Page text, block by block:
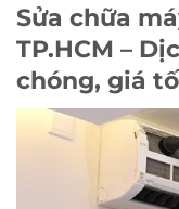
Sửa chữa
TP.HCM –
chóng, giá